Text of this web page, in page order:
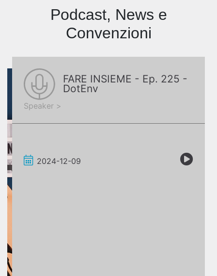
Podcast, News e
Convenzioni
FARE INSIEME - Ep. 225 -
DotEnv
Speaker >
2024-12-09